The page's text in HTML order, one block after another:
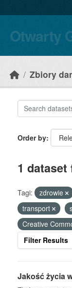
Otwarty
Zbiory
Order by
1 dataset
Tagi: zdrowie
transport
Creative
Filter Results
Jakość życia